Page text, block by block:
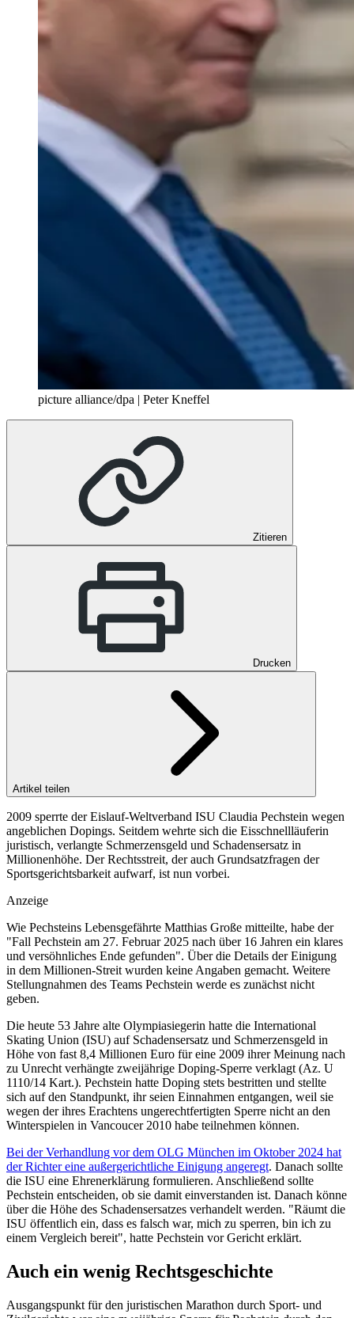
picture alliance/dpa | Peter Kneffel
Zitieren
Drucken
Artikel teilen
2009 sperrte der Eislauf-Weltverband ISU Claudia Pechstein wegen
angeblichen Dopings. Seitdem wehrte sich die Eisschnellläuferin
juristisch, verlangte Schmerzensgeld und Schadensersatz in
Millionenhöhe. Der Rechtsstreit, der auch Grundsatzfragen der
Sportsgerichtsbarkeit aufwarf, ist nun vorbei.
Anzeige
Wie Pechsteins Lebensgefährte Matthias Große mitteilte, habe der
"Fall Pechstein am 27. Februar 2025 nach über 16 Jahren ein klares
und versöhnliches Ende gefunden". Über die Details der Einigung
in dem Millionen-Streit wurden keine Angaben gemacht. Weitere
Stellungnahmen des Teams Pechstein werde es zunächst nicht
geben.
Die heute 53 Jahre alte Olympiasiegerin hatte die International
Skating Union (ISU) auf Schadensersatz und Schmerzensgeld in
Höhe von fast 8,4 Millionen Euro für eine 2009 ihrer Meinung nach
zu Unrecht verhängte zweijährige Doping-Sperre verklagt (Az. U
1110/14 Kart.). Pechstein hatte Doping stets bestritten und stellte
sich auf den Standpunkt, ihr seien Einnahmen entgangen, weil sie
wegen der ihres Erachtens ungerechtfertigten Sperre nicht an den
Winterspielen in Vancoucer 2010 habe teilnehmen können.
Bei der Verhandlung vor dem OLG München im Oktober 2024 hat
der Richter eine außergerichtliche Einigung angeregt. Danach sollte
die ISU eine Ehrenerklärung formulieren. Anschließend sollte
Pechstein entscheiden, ob sie damit einverstanden ist. Danach könne
über die Höhe des Schadensersatzes verhandelt werden. "Räumt die
ISU öffentlich ein, dass es falsch war, mich zu sperren, bin ich zu
einem Vergleich bereit", hatte Pechstein vor Gericht erklärt.
Auch ein wenig Rechtsgeschichte
Ausgangspunkt für den juristischen Marathon durch Sport- und